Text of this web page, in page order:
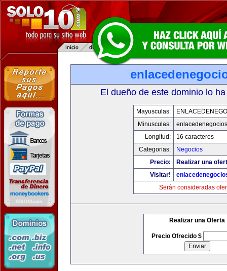
El dueño de este dominio lo
Mayusculas:
Minusculas:
Longitud:
16 caracteres
Categorias:
Negocios
Precio:
Realizar una
Visitar!
Serán consideradas
Realizar una Oferta
Precio Ofrecido $